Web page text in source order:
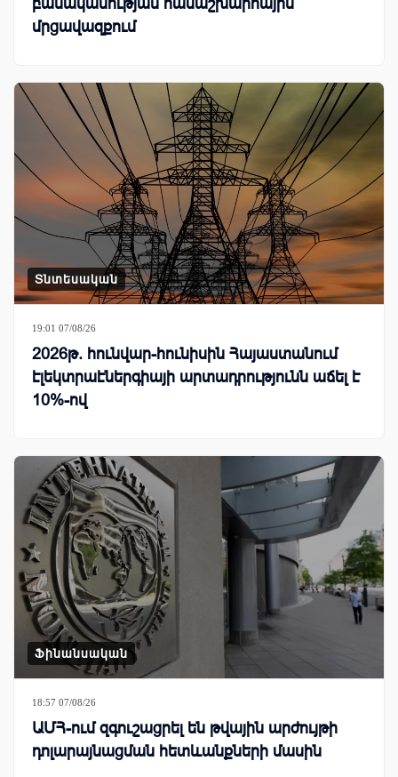
մրցավազքում
Տնտեսական
19:01 07/08/26
2026թ. հունվար-հունիսին Հայաստանում
էլեկտրաէներգիայի արտադրությունն աճել է
10%-ով
Ֆինանսական
18:57 07/08/26
ԱՄՀ-ում զգուշացրել են թվային արժույթի
դոլարայնացման հետևանքների մասին